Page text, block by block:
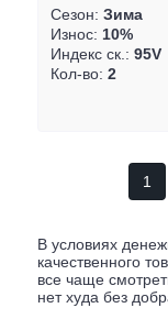
Сезон: Зима
Износ: 10%
Индекс ск.: 95V
Кол-во: 2
1
В условиях
качественного
все чаще
нет худа без